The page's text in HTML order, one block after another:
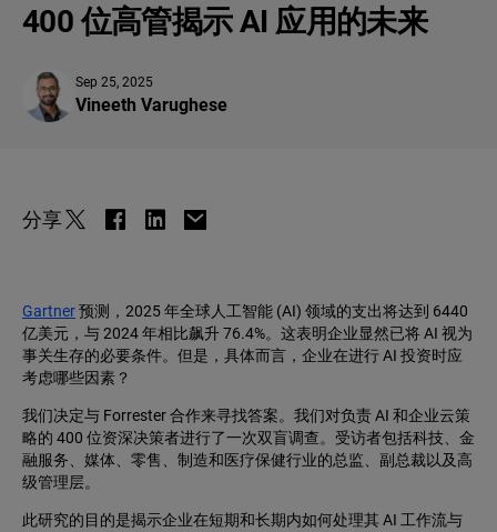
400 位高管揭示 AI 应用的未来
Sep 25, 2025
Vineeth Varughese
分享
Gartner预测，2025 年全球人工智能 (AI) 领域的支出将达到 6440
亿美元，与 2024 年相比飙升 76.4%。这表明企业显然已将 AI 视为
事关生存的必要条件。但是，具体而言，企业在进行 AI 投资时应
考虑哪些因素？
我们决定与 Forrester 合作来寻找答案。我们对负责 AI 和企业云策
略的 400 位资深决策者进行了一次双盲调查。受访者包括科技、金
融服务、媒体、零售、制造和医疗保健行业的总监、副总裁以及高
级管理层。
此研究的目的是揭示企业在短期和长期内如何处理其 AI 工作流与